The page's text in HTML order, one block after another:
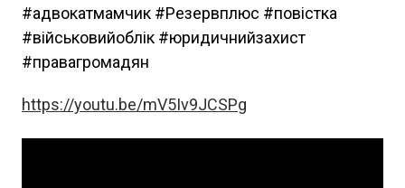
#адвокатмамчик #Резервплюс #повістка
#військовийоблік #юридичнийзахист
#правагромадян
https://youtu.be/mV5Iv9JCSPg